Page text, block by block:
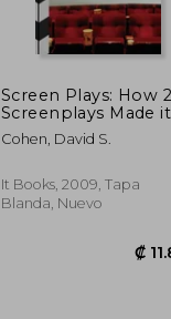
Screen Plays: How
Screenplays Made
a Theater Near You-
For Better or Worse
Cohen, David S.
It Books, 2009, Tapa
Blanda, Nuevo